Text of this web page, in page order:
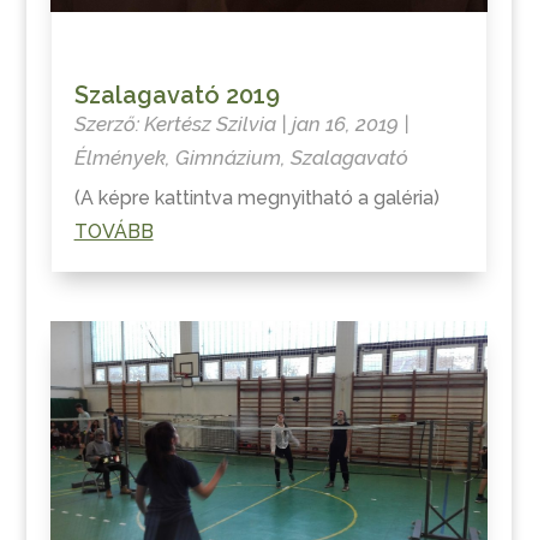
Szalagavató 2019
Szerző: Kertész Szilvia| jan 16, 2019
Élmények, Gimnázium, Szalagavató
(A képre kattintva megnyitható a galéria)
TOVÁBB